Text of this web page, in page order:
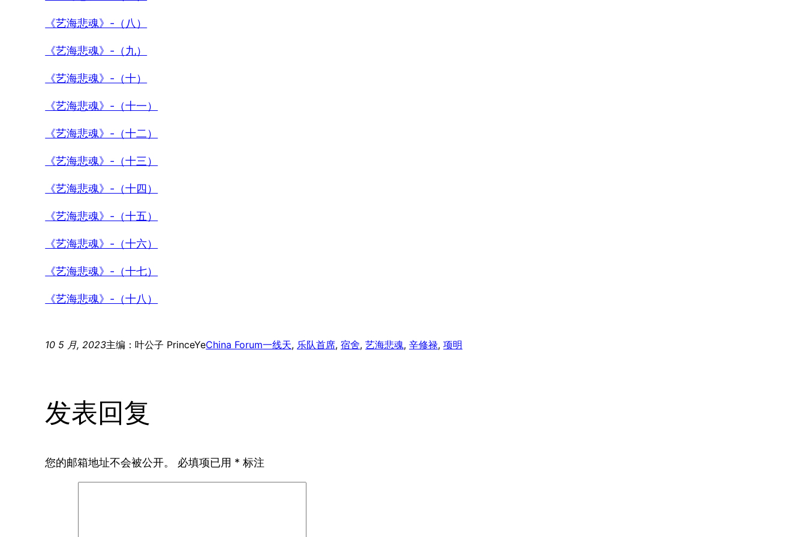
《艺海悲魂》-（八）
《艺海悲魂》-（九）
《艺海悲魂》-（十）
《艺海悲魂》-（十一）
《艺海悲魂》-（十二）
《艺海悲魂》-（十三）
《艺海悲魂》-（十四）
《艺海悲魂》-（十五）
《艺海悲魂》-（十六）
《艺海悲魂》-（十七）
《艺海悲魂》-（十八）
10 5 月, 2023主编：叶公子 PrinceYeChina Forum一线天, 乐队首席, 宿舍, 艺海悲魂, 辛修禄, 项明
发表回复
您的邮箱地址不会被公开。 必填项已用 * 标注